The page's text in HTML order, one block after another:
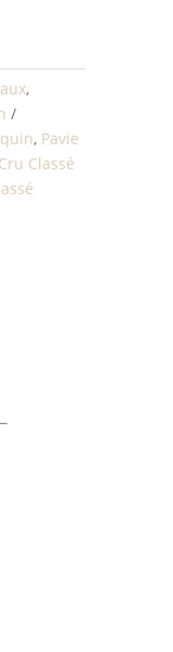
,
, Pavie
Classé